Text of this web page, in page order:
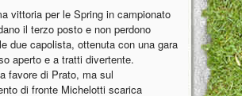
vittoria per le Spring in campionato
il terzo posto e non perdono
due capolista, ottenuta con una gara
aperto e a tratti divertente.
favore di Prato, ma sul
di fronte Michelotti scarica